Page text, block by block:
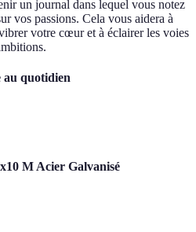
un journal dans lequel vous notez
vos passions. Cela vous aidera à
votre cœur et à éclairer les voies
quotidien
M Acier Galvanisé